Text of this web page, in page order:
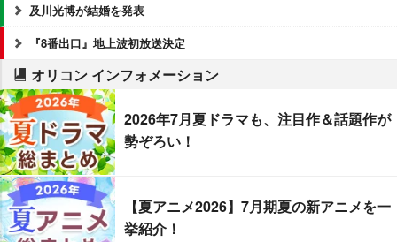
及川光博が結婚を発表
『8番出口』地上波初放送決定
オリコン インフォメーション
2026年7月夏ドラマも、注目作＆話題作が
勢ぞろい！
【夏アニメ2026】7月期夏の新アニメを一
挙紹介！